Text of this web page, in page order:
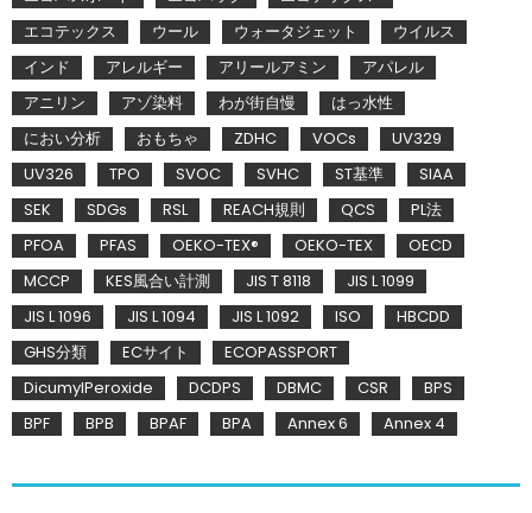
エコテックス
ウール ウォータジェット
ウイルス
インド
アレルギー アリールアミン
アパレル
アニリン
アゾ染料 わが街自慢
はっ水性
におい分析
おもちゃ ZDHC VOCs
UV329
UV326
TPO SVOC SVHC ST基準
SIAA
SEK
SDGs RSL REACH規則 QCS
PL法
PFOA
PFAS OEKO-TEX® OEKO-TEX
OECD
MCCP
KES風合い計測 JIS T 8118
JIS L 1099
JIS L 1096
JIS L 1094 JIS L 1092 ISO
HBCDD
GHS分類
ECサイト
ECOPASSPORT
DicumylPeroxide
DCDPS DBMC CSR
BPS
BPF
BPB BPAF BPA Annex 6 Annex 4